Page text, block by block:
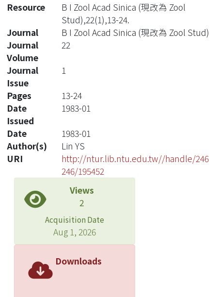
Resource
B I Zool Acad Sinica (現改為 Zool
Stud),22(1),13-24.
Journal
B I Zool Acad Sinica (現改為 Zool Stud)
Journal
Volume
22
Journal
Issue
1
Pages
13-24
Date
Issued
1983-01
Date
1983-01
Author(s)
Lin YS
URI
http://ntur.lib.ntu.edu.tw//handle/246
246/195452
Views
2
Acquisition Date
Aug 1, 2026
Downloads